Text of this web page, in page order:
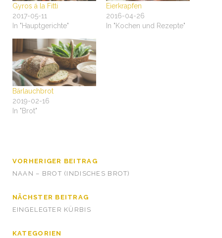
Gyros á la Fitti
2017-05-11
In "Hauptgerichte"
Eierkrapfen
2016-04-26
In "Kochen und Rezepte"
Bärlauchbrot
2019-02-16
In "Brot"
VORHERIGER BEITRAG
NAAN – BROT (INDISCHES BROT)
NÄCHSTER BEITRAG
EINGELEGTER KÜRBIS
KATEGORIEN